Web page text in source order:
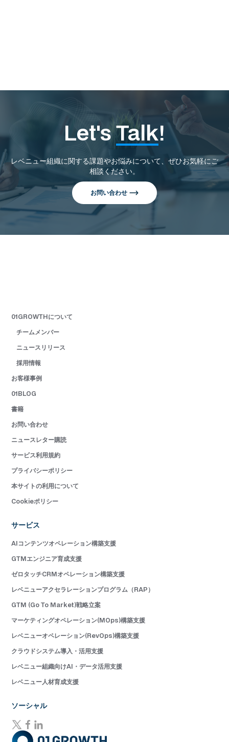
Let'sTalk!
レベニュー組織に関する課題やお悩みについて、ぜひお気軽にご
相談ください。
お問い合わせ
01GROWTHについて
チームメンバー
ニュースリリース
採用情報
お客様事例
01BLOG
書籍
お問い合わせ
ニュースレター購読
サービス利用規約
プライバシーポリシー
本サイトの利用について
Cookieポリシー
サービス
AIコンテンツオペレーション構築支援
GTMエンジニア育成支援
ゼロタッチCRMオペレーション構築支援
レベニューアクセラレーションプログラム（RAP）
GTM (Go To Market)戦略立案
マーケティングオペレーション(MOps)構築支援
レベニューオペレーション(RevOps)構築支援
クラウドシステム導入・活用支援
レベニュー組織向けAI・データ活用支援
レベニュー人材育成支援
ソーシャル